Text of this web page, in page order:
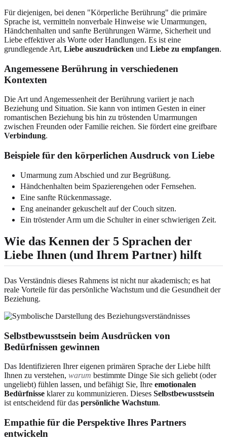
Für diejenigen, bei denen "Körperliche Berührung" die primäre
Sprache ist, vermitteln nonverbale Hinweise wie Umarmungen,
Händchenhalten und sanfte Berührungen Wärme, Sicherheit und
Liebe effektiver als Worte oder Handlungen. Es ist eine
grundlegende Art, Liebe auszudrücken und Liebe zu empfangen.
Angemessene Berührung in verschiedenen
Kontexten
Die Art und Angemessenheit der Berührung variiert je nach
Beziehung und Situation. Sie kann von intimen Gesten in einer
romantischen Beziehung bis hin zu tröstenden Umarmungen
zwischen Freunden oder Familie reichen. Sie fördert eine greifbare
Verbindung.
Beispiele für den körperlichen Ausdruck von Liebe
Umarmung zum Abschied und zur Begrüßung.
Händchenhalten beim Spazierengehen oder Fernsehen.
Eine sanfte Rückenmassage.
Eng aneinander gekuschelt auf der Couch sitzen.
Ein tröstender Arm um die Schulter in einer schwierigen Zeit.
Wie das Kennen der 5 Sprachen der
Liebe Ihnen (und Ihrem Partner) hilft
Das Verständnis dieses Rahmens ist nicht nur akademisch; es hat
reale Vorteile für das persönliche Wachstum und die Gesundheit der
Beziehung.
Selbstbewusstsein beim Ausdrücken von
Bedürfnissen gewinnen
Das Identifizieren Ihrer eigenen primären Sprache der Liebe hilft
Ihnen zu verstehen, warum bestimmte Dinge Sie sich geliebt (oder
ungeliebt) fühlen lassen, und befähigt Sie, Ihre emotionalen
Bedürfnisse klarer zu kommunizieren. Dieses Selbstbewusstsein
ist entscheidend für das persönliche Wachstum.
Empathie für die Perspektive Ihres Partners
entwickeln